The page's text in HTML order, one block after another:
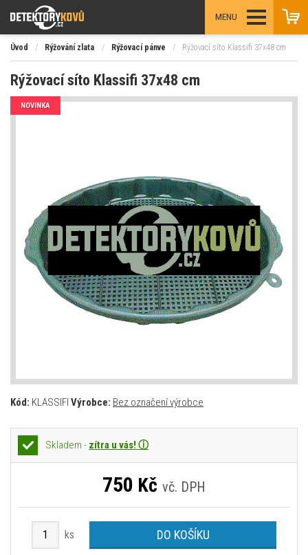
MENU
Úvod / Rýžování zlata / Rýžovací pánve / Rýžovací síto Klassifi 37x48 cm
Rýžovací síto Klassifi 37x48 cm
NOVINKA
Kód: KLASSIFI Výrobce: Bez označení výrobce
Skladem - zítra u vás! ⓘ
750 Kč vč. DPH
ks DO KOŠÍKU